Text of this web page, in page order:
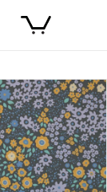
NÁKUPNÍ
PŘIHLÁSIT SE